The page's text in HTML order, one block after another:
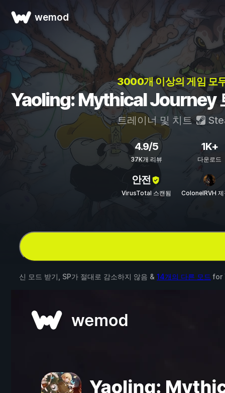
wemod
3000개 이상의 게임 모
Yaoling: Mythical Journey
트레이너 및 치트
4.9/5
37K개 리뷰
1K+
다운로드
안전
VirusTotal 스캔됨 ColonelRVH
신 모드 받기, SP가 절대로 감소하지 않음 & 14개의 다른 모드 for